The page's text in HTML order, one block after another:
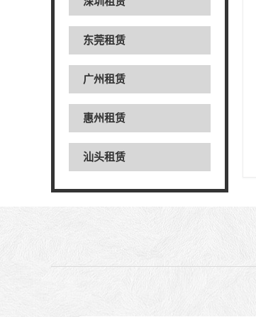
东莞租赁
广州租赁
惠州租赁
汕头租赁